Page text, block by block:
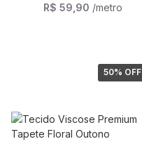
R$ 59,90 /metro
50% OFF